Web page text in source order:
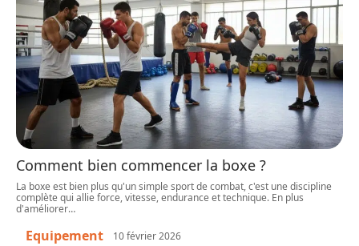
Comment bien commencer la boxe ?
La boxe est bien plus qu'un simple sport de combat, c'est une discipline
complète qui allie force, vitesse, endurance et technique. En plus
d'améliorer…
Equipement 10 février 2026